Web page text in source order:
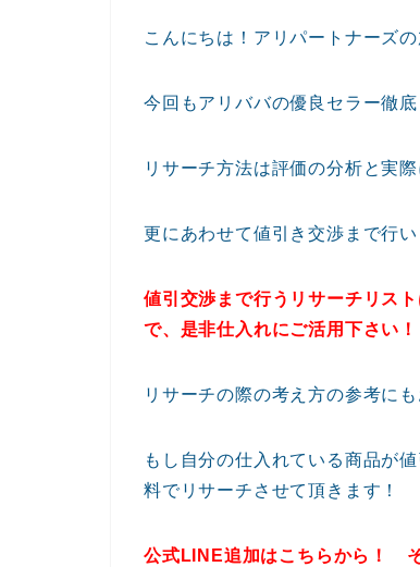
こんにちは！アリパートナーズの
今回もアリババの優良セラー徹
リサーチ方法は評価の分析と実
更にあわせて値引き交渉まで行い
値引交渉まで行うリサーチリス
で、是非仕入れにご活用下さい！
リサーチの際の考え方の参考に
もし自分の仕入れている商品が
料でリサーチさせて頂きます！
公式LINE追加はこちらから！